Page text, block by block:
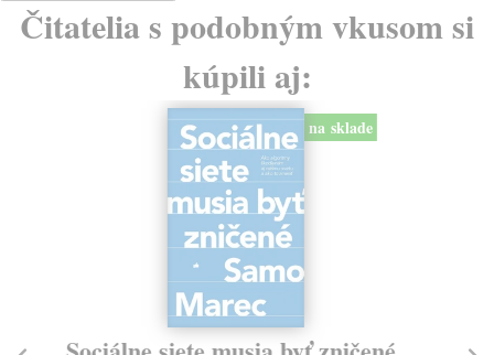
Čitatelia s podobným vkusom si
kúpili aj:
na sklade